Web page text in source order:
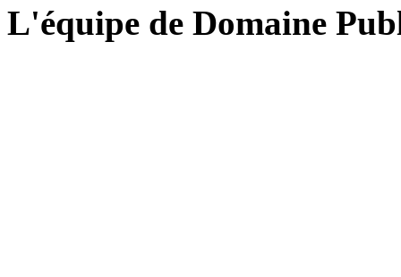
L'équipe de Domaine